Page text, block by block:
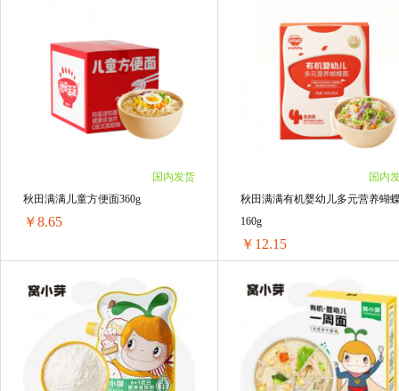
1盒 ￥12.98(￥12.98/单盒)
3盒 ￥37.74(￥12.58/单盒)
6盒 ￥74.1(￥12.35/单盒)
9盒 ￥108.36(￥12.04/单盒)
1盒 ￥12.98(￥12.98/单盒)
3盒 ￥37.77(￥12.59/单盒)
6盒 ￥74.28(￥12.38/单盒)
9盒 ￥108.36(￥12.04/单盒)
国内发货
秋田满满儿童方便面360g
￥8.65
秋田满满儿童方便面360g
1袋 ￥9.07(￥9.07/单袋)
5袋 ￥43.8(￥8.76/单袋)
12袋 ￥103.8(￥8.65/单袋)
国内
秋田满满有机婴幼儿多元营养蝴
160g
￥12.15
1盒 ￥12.7(￥12.7/单盒)
3盒 ￥37.08(￥12.36/单盒)
6盒 ￥73.5(￥12.25/单盒)